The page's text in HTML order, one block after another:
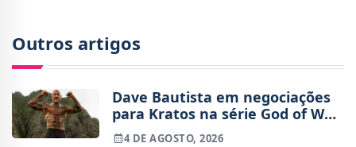
Outros artigos
Dave Bautista em negociações
para Kratos na série God of War
da Amazon
4 DE AGOSTO, 2026